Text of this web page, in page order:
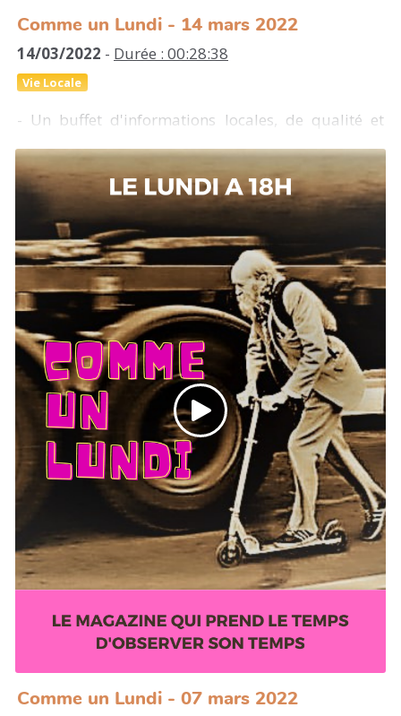
Et avec une carte blanche à Clara qui nous
partagera des poèmes écrits par son grand père...
Comme un Lundi - 14 mars 2022
14/03/2022 - Durée : 00:28:38
Vie Locale
- Un buffet d'informations locales, de qualité et
côté des associations et des réseaux militants dans
les Landes ?
- Une rencontre avec Odile du Young Café à Dax
- Une météo bien chaude
- des découvertes musicales
- Une carte blanche servie par Eudoxie
Comme un Lundi - 07 mars 2022